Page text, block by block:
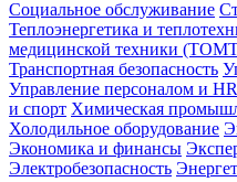
Социальное обслуживание
Теплоэнергетика и
медицинской техники
Транспортная безопасность
Управление персоналом и HR
и спорт Химическая
Холодильное оборудование
Экономика и финансы
Электробезопасность